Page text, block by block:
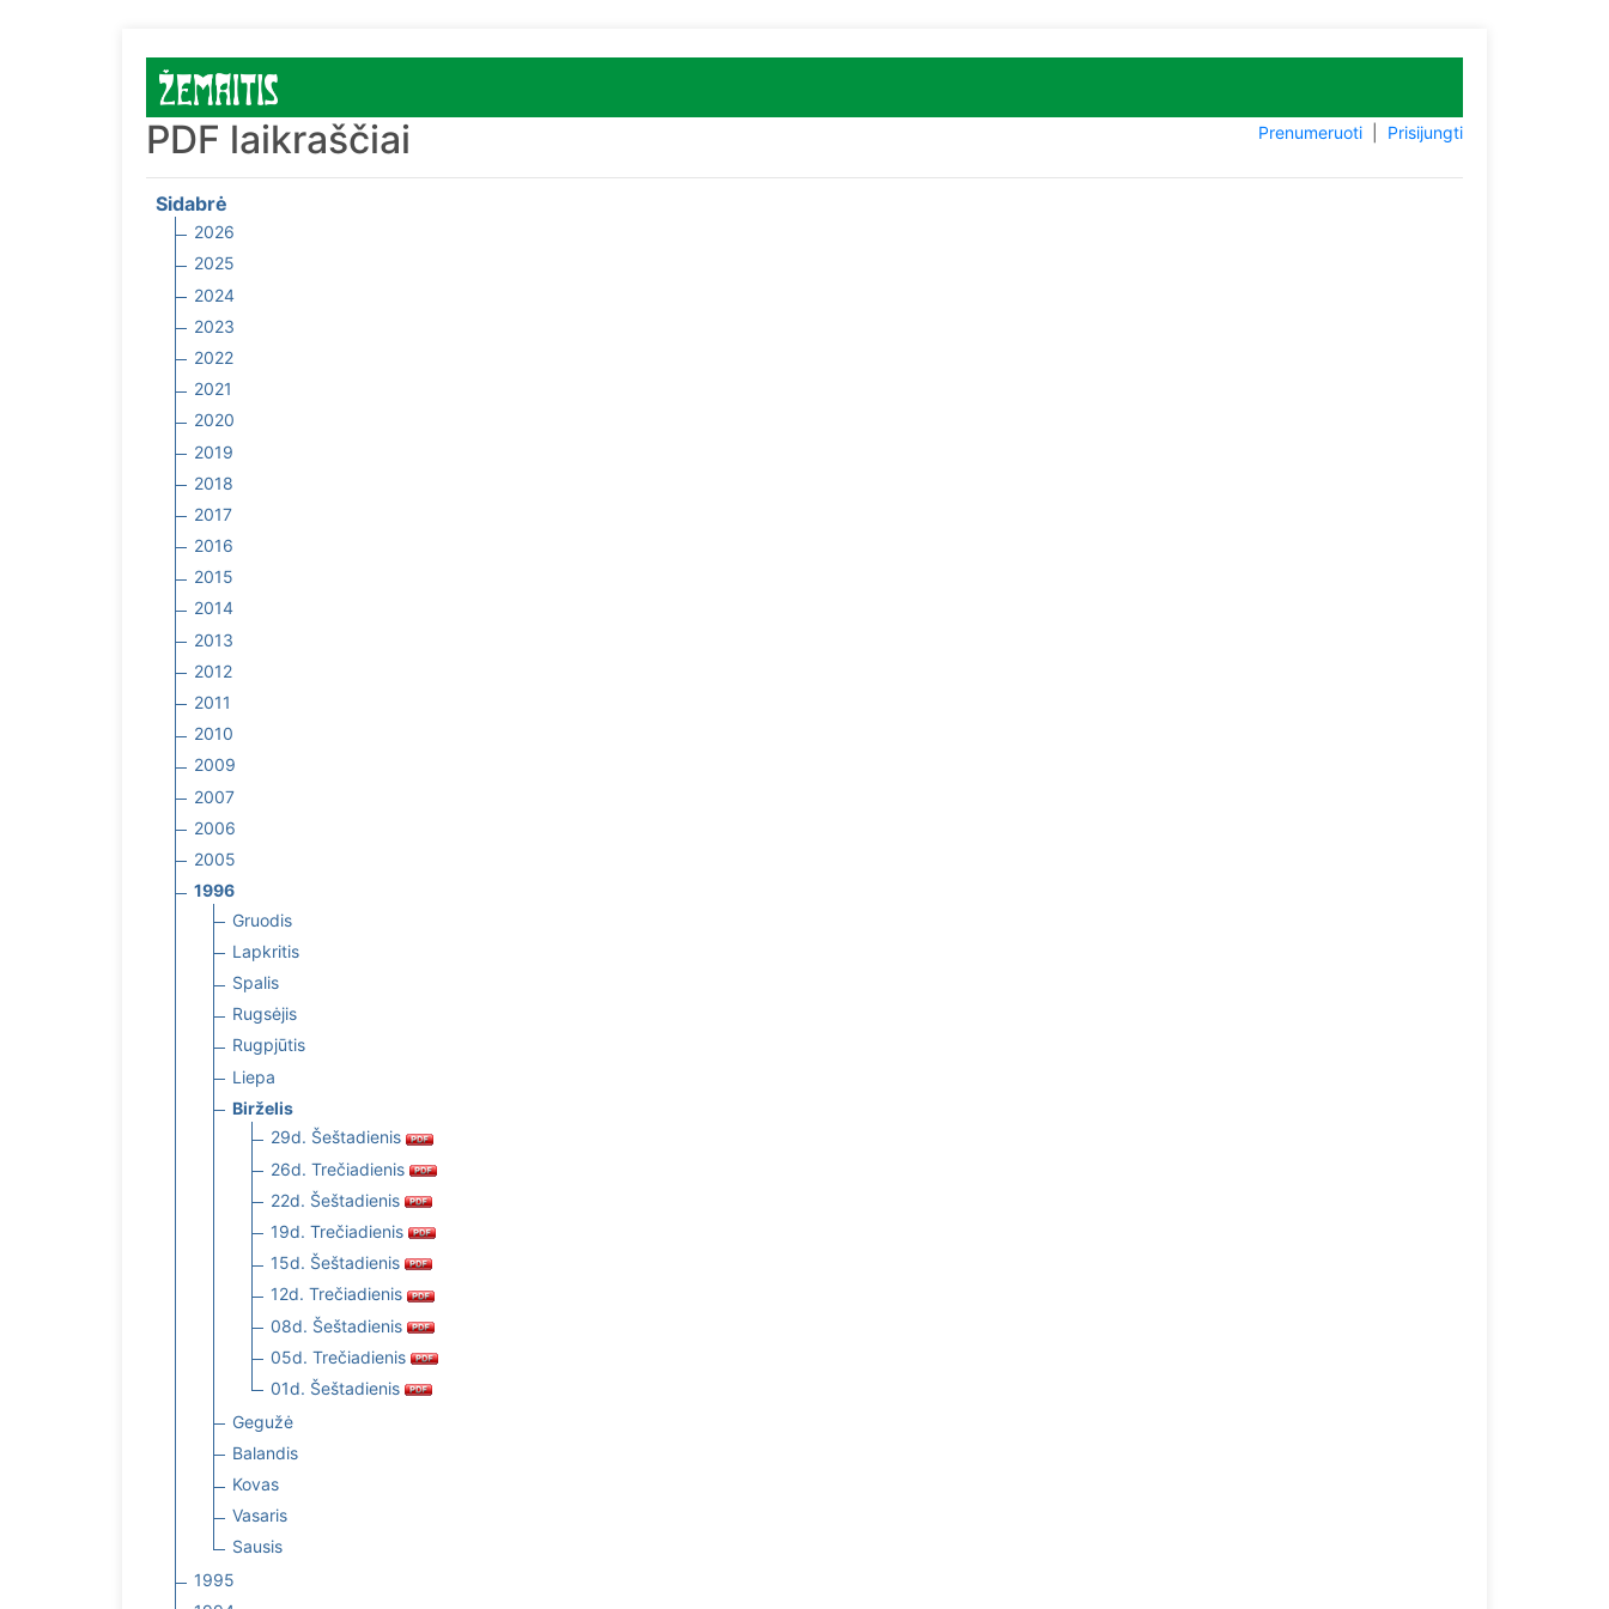
PDF laikraščiai Prenumeruoti| Prisijungti
Sidabrė
2026
2025
2024
2023
2022
2021
2020
2019
2018
2017
2016
2015
2014
2013
2012
2011
2010
2009
2007
2006
2005
1996
Gruodis
Lapkritis
Spalis
Rugsėjis
Rugpjūtis
Liepa
Birželis
29d. Šeštadienis
26d. Trečiadienis
22d. Šeštadienis
19d. Trečiadienis
15d. Šeštadienis
12d. Trečiadienis
08d. Šeštadienis
05d. Trečiadienis
01d. Šeštadienis
Gegužė
Balandis
Kovas
Vasaris
Sausis
1995